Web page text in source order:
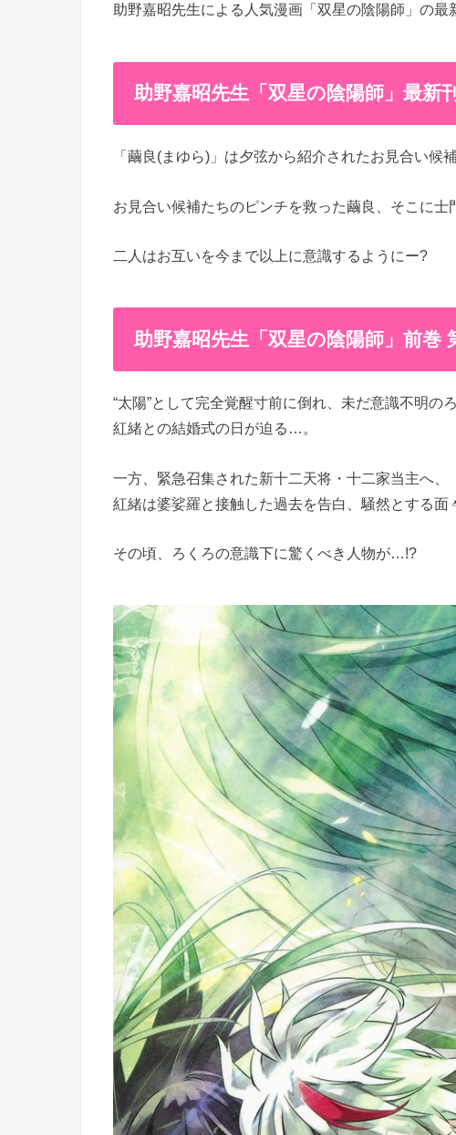
助野嘉昭先生による人気漫画「双星の陰陽師」の
助野嘉昭先生「双星の陰陽師」最新
「繭良(まゆら)」は夕弦から紹介されたお見合い候
お見合い候補たちのピンチを救った繭良、そこに士
二人はお互いを今まで以上に意識するようにー?
助野嘉昭先生「双星の陰陽師」前巻
“太陽”として完全覚醒寸前に倒れ、未だ意識不明のろ
紅緒との結婚式の日が迫る…。
一方、緊急召集された新十二天将・十二家当主へ、
紅緒は婆娑羅と接触した過去を告白、騒然とする面
その頃、ろくろの意識下に驚くべき人物が…!?